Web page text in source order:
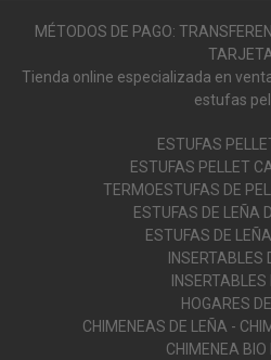
MÉTODOS DE PAGO:
Tienda online especializada en
estufas
ESTUFAS
ESTUFAS PELLET
TERMOESTUFAS DE
ESTUFAS DE LEÑA
ESTUFAS DE
INSERTABLES
HOGARES
CHIMENEAS DE LEÑA -
CHIMENEA BIO